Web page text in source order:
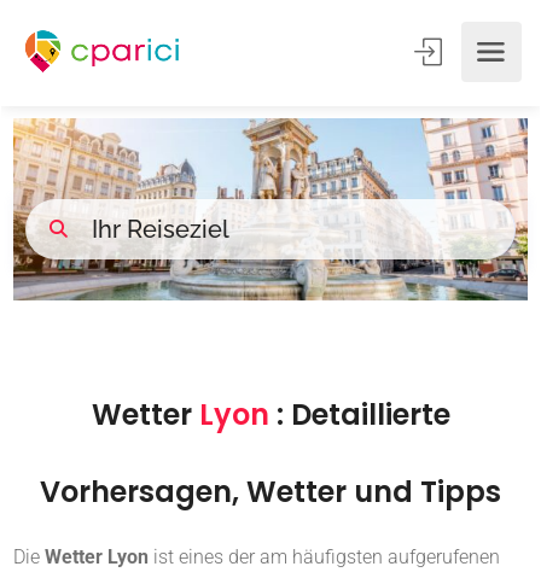
Wetter Lyon : Detaillierte
Vorhersagen, Wetter und Tipps
Die Wetter Lyon ist eines der am häufigsten aufgerufenen